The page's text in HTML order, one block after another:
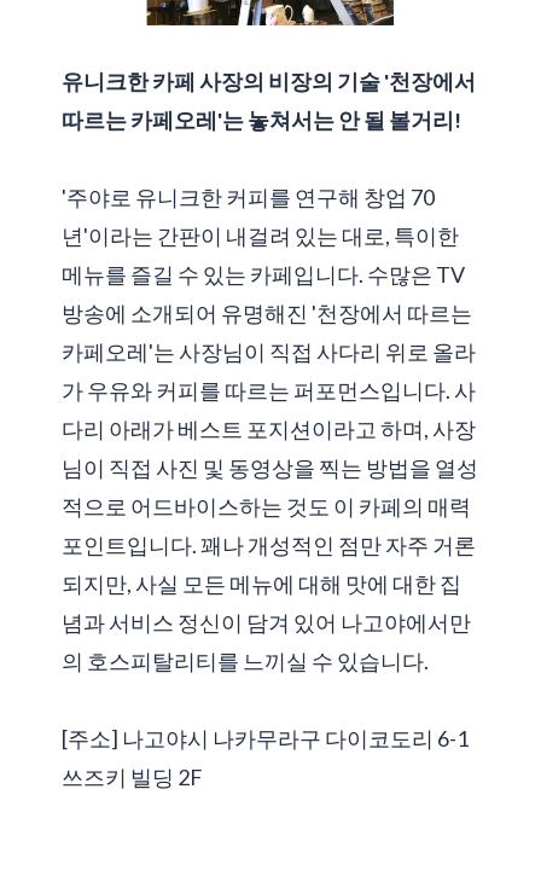
유니크한 카페 사장의 비장의 기술 '천장에서
따르는 카페오레'는 놓쳐서는 안 될 볼거리!
'주야로 유니크한 커피를 연구해 창업 70
년'이라는 간판이 내걸려 있는 대로, 특이한
메뉴를 즐길 수 있는 카페입니다. 수많은 TV
방송에 소개되어 유명해진 '천장에서 따르는
카페오레'는 사장님이 직접 사다리 위로 올라
가 우유와 커피를 따르는 퍼포먼스입니다. 사
다리 아래가 베스트 포지션이라고 하며, 사장
님이 직접 사진 및 동영상을 찍는 방법을 열성
적으로 어드바이스하는 것도 이 카페의 매력
포인트입니다. 꽤나 개성적인 점만 자주 거론
되지만, 사실 모든 메뉴에 대해 맛에 대한 집
념과 서비스 정신이 담겨 있어 나고야에서만
의 호스피탈리티를 느끼실 수 있습니다.
[주소] 나고야시 나카무라구 다이코도리 6-1
쓰즈키 빌딩 2F